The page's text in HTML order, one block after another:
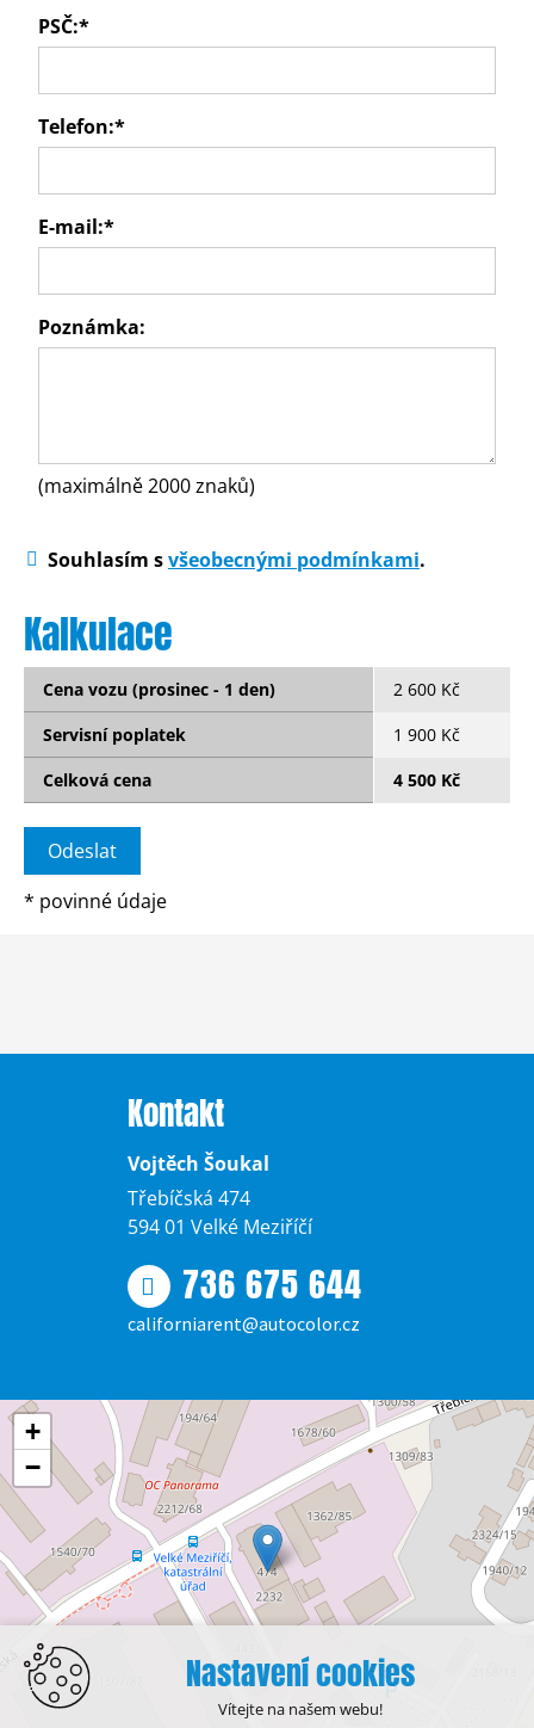
PSČ:*
Telefon:*
E-mail:*
Poznámka:
(maximálně 2000 znaků)
Souhlasím svšeobecnými podmínkami.
Kalkulace
Cena vozu (prosinec - 1 den)
2 600 Kč
Servisní poplatek
1 900 Kč
Celková cena
4 500 Kč
* povinné údaje
Kontakt
Vojtěch Šoukal
Třebíčská 474
594 01 Velké Meziříčí
736 675 644
californiarent@autocolor.cz
+
−
Nastavení cookies
Vítejte na našem webu!